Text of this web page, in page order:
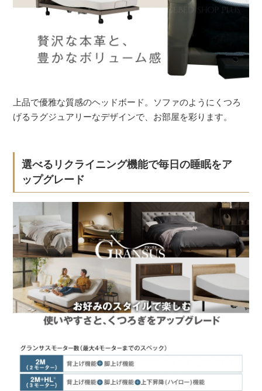
上品で優雅な質感のヘッドボード。ソファのようにくつろ
げるラグジュアリーなデザインで、お部屋を彩ります。
選べるリクライニング機能で毎日の睡眠をア
ップグレード